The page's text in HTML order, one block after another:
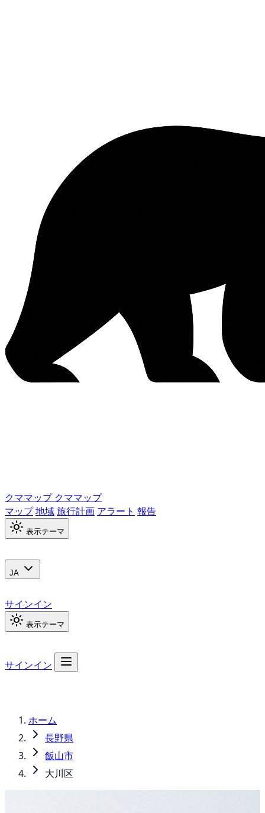
クママップ クママップ
マップ地域旅行計画 アラート 報告
表示テーマ
JA
サインイン
表示テーマ
サインイン
ホーム
長野県
飯山市
大川区